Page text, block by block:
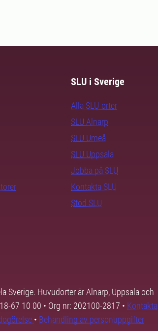
SLU i Sverige
Alla SLU-orter
SLU Alnarp
SLU Umeå
SLU Uppsala
Jobba på SLU
Kontakta SLU
Stöd SLU
Sverige. Huvudorter är Alnarp, Uppsala och
67 10 00 • Org nr: 202100-2817 • Kontakta
• Behandling av personuppgifter